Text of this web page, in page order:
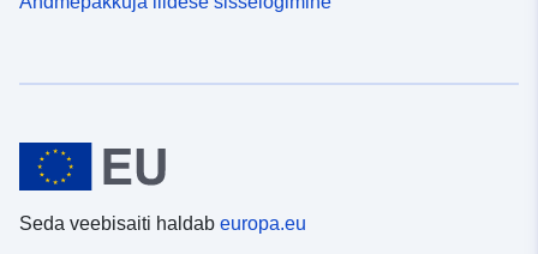
Seda veebisaiti haldab europa.eu